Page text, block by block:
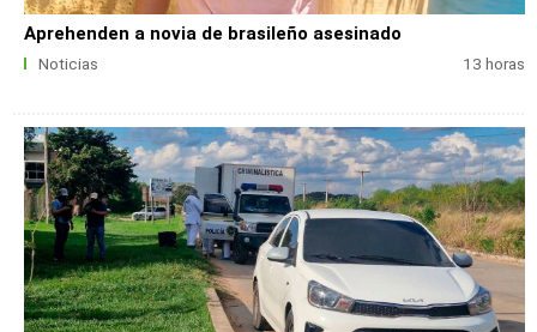
Aprehenden a novia de brasileño asesinado
Noticias 13 horas